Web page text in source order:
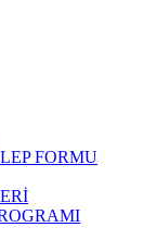
FORMU